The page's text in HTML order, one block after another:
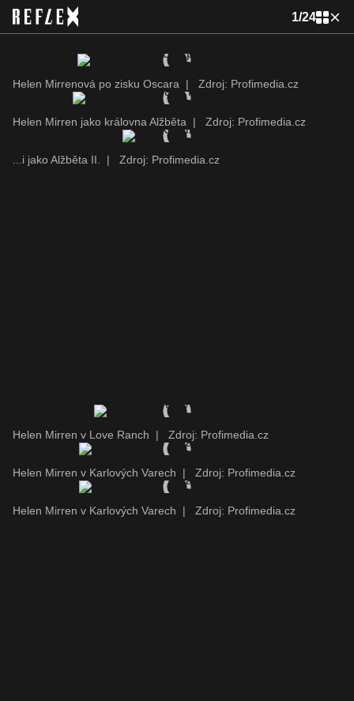
1/24
Helen Mirrenová po zisku Oscara | Zdroj: Profimedia.cz
Helen Mirren jako královna Alžběta | Zdroj: Profimedia.cz
...i jako Alžběta II. | Zdroj: Profimedia.cz
Helen Mirren v Love Ranch | Zdroj: Profimedia.cz
Helen Mirren v Karlových Varech | Zdroj: Profimedia.cz
Helen Mirren v Karlových Varech | Zdroj: Profimedia.cz